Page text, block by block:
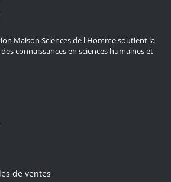
Maison Sciences de l'Homme soutient la
connaissances en sciences humaines et
de ventes